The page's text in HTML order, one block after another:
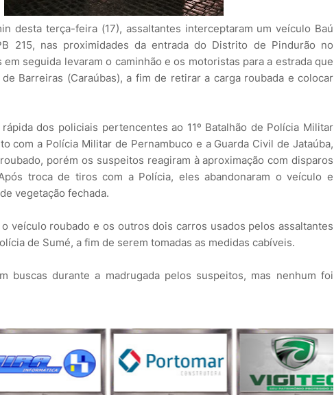
desta terça-feira (17), assaltantes interceptaram um veículo Baú
215, nas proximidades da entrada do Distrito de Pindurão no
em seguida levaram o caminhão e os motoristas para a estrada que
Barreiras (Caraúbas), a fim de retirar a carga roubada e colocar
dos policiais pertencentes ao 11º Batalhão de Polícia Militar
com a Polícia Militar de Pernambuco e a Guarda Civil de Jataúba,
porém os suspeitos reagiram à aproximação com disparos
troca de tiros com a Polícia, eles abandonaram o veículo e
vegetação fechada.
veículo roubado e os outros dois carros usados pelos assaltantes
de Sumé, a fim de serem tomadas as medidas cabíveis.
buscas durante a madrugada pelos suspeitos, mas nenhum foi